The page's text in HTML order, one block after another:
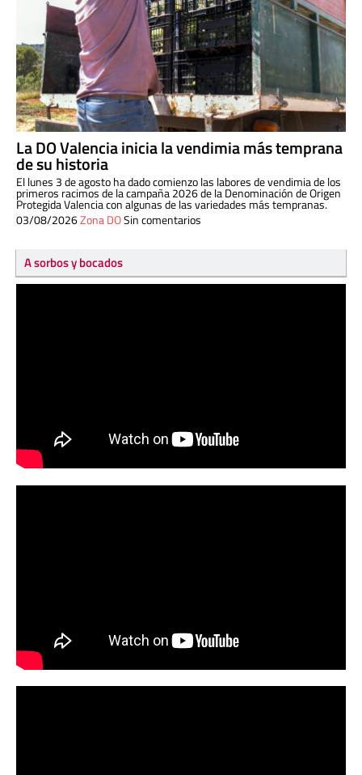
La DO Valencia inicia la vendimia más temprana
de su historia
El lunes 3 de agosto ha dado comienzo las labores de vendimia de los
primeros racimos de la campaña 2026 de la Denominación de Origen
Protegida Valencia con algunas de las variedades más tempranas.
03/08/2026Zona DOSin comentarios
A sorbos y bocados